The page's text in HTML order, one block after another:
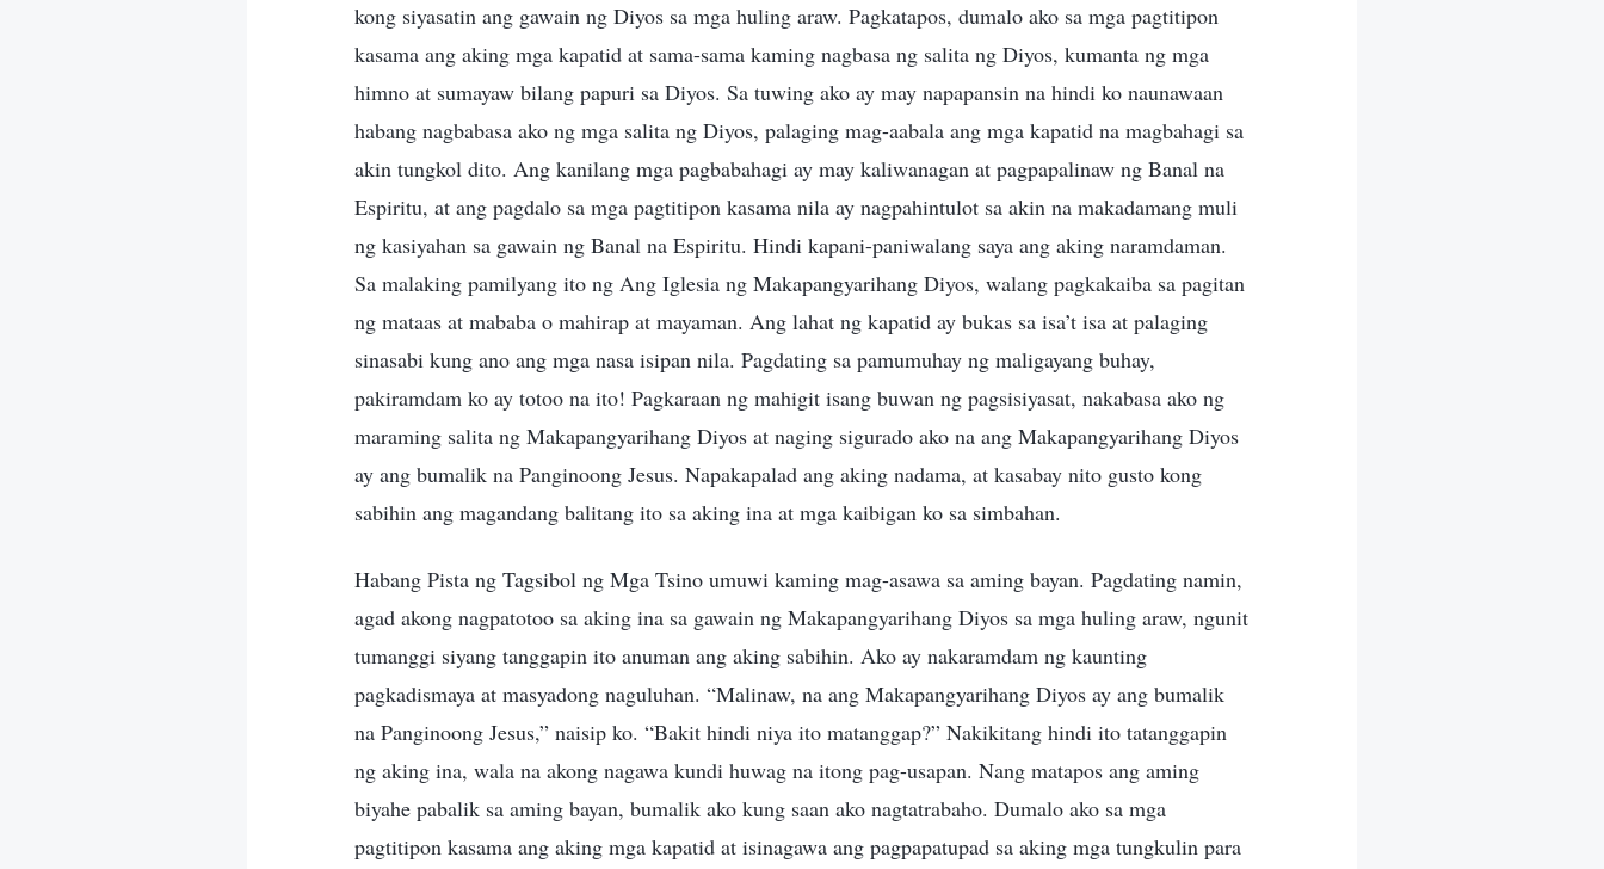
kong siyasatin ang gawain ng Diyos sa mga huling araw. Pagkatapos, dumalo ako sa mga pagtitipon
kasama ang aking mga kapatid at sama-sama kaming nagbasa ng salita ng Diyos, kumanta ng mga
himno at sumayaw bilang papuri sa Diyos. Sa tuwing ako ay may napapansin na hindi ko naunawaan
habang nagbabasa ako ng mga salita ng Diyos, palaging mag-aabala ang mga kapatid na magbahagi sa
akin tungkol dito. Ang kanilang mga pagbabahagi ay may kaliwanagan at pagpapalinaw ng Banal na
Espiritu, at ang pagdalo sa mga pagtitipon kasama nila ay nagpahintulot sa akin na makadamang muli
ng kasiyahan sa gawain ng Banal na Espiritu. Hindi kapani-paniwalang saya ang aking naramdaman.
Sa malaking pamilyang ito ng Ang Iglesia ng Makapangyarihang Diyos, walang pagkakaiba sa pagitan
ng mataas at mababa o mahirap at mayaman. Ang lahat ng kapatid ay bukas sa isa’t isa at palaging
sinasabi kung ano ang mga nasa isipan nila. Pagdating sa pamumuhay ng maligayang buhay,
pakiramdam ko ay totoo na ito! Pagkaraan ng mahigit isang buwan ng pagsisiyasat, nakabasa ako ng
maraming salita ng Makapangyarihang Diyos at naging sigurado ako na ang Makapangyarihang Diyos
ay ang bumalik na Panginoong Jesus. Napakapalad ang aking nadama, at kasabay nito gusto kong
sabihin ang magandang balitang ito sa aking ina at mga kaibigan ko sa simbahan.
Habang Pista ng Tagsibol ng Mga Tsino umuwi kaming mag-asawa sa aming bayan. Pagdating namin,
agad akong nagpatotoo sa aking ina sa gawain ng Makapangyarihang Diyos sa mga huling araw, ngunit
tumanggi siyang tanggapin ito anuman ang aking sabihin. Ako ay nakaramdam ng kaunting
pagkadismaya at masyadong naguluhan. “Malinaw, na ang Makapangyarihang Diyos ay ang bumalik
na Panginoong Jesus,” naisip ko. “Bakit hindi niya ito matanggap?” Nakikitang hindi ito tatanggapin
ng aking ina, wala na akong nagawa kundi huwag na itong pag-usapan. Nang matapos ang aming
biyahe pabalik sa aming bayan, bumalik ako kung saan ako nagtatrabaho. Dumalo ako sa mga
pagtitipon kasama ang aking mga kapatid at isinagawa ang pagpapatupad sa aking mga tungkulin para